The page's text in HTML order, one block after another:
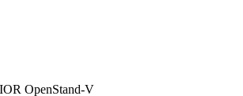
OpenStand-V